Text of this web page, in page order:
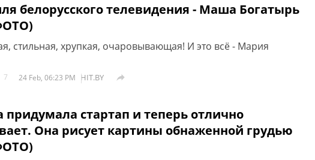
белорусского телевидения - Маша Богатырь
стильная, хрупкая, очаровывающая! И это всё - Мария
7 24 Feb, 06:23 PM HIT.BY 
придумала стартап и теперь отлично
Она рисует картины обнаженной грудью